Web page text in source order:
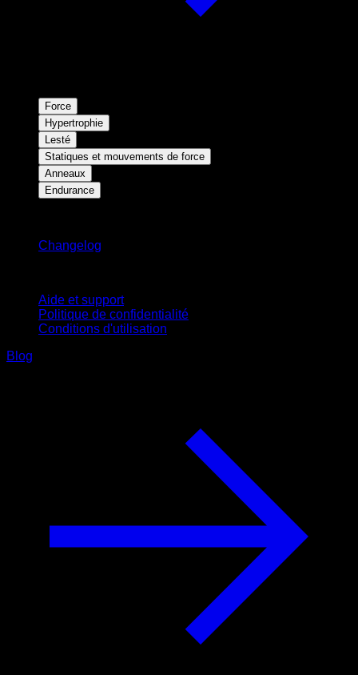
Force
Hypertrophie
Lesté
Statiques et mouvements de force
Anneaux
Endurance
Changelog
Aide et support
Politique de confidentialité
Conditions d'utilisation
Blog